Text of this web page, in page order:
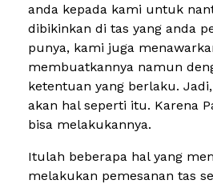
anda kepada kami untuk
dibikinkan di tas yang anda
punya, kami juga
membuatkannya namun
ketentuan yang berlaku.
akan hal seperti itu. Karena
bisa melakukannya.
Itulah beberapa hal yang
melakukan pemesanan tas